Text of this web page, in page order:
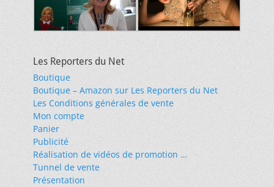
Les Reporters du Net
Boutique
Boutique – Amazon sur Les Reporters du Net
Les Conditions générales de vente
Mon compte
Panier
Publicité
Réalisation de vidéos de promotion …
Tunnel de vente
Présentation